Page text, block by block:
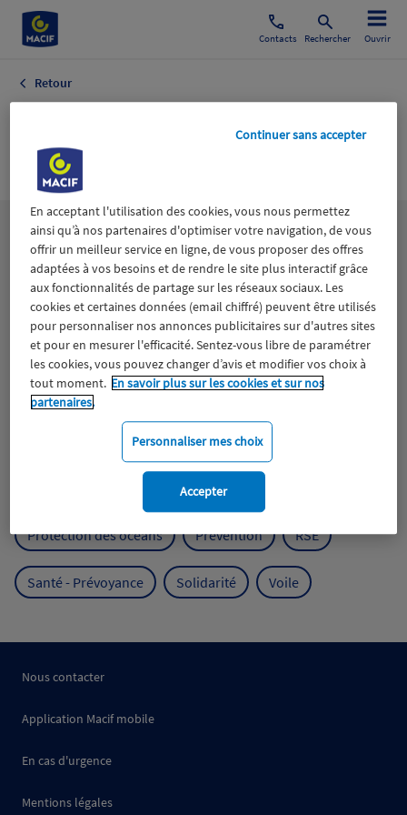
Contacts Rechercher Ouvrir
Retour
MAGAZINE
Lesthématiques
Aidants Catastrophes naturelles Climat
Engagement Epargne ESS
Expérience clients Fondation Macif Jeunesse
Mutualisme
Protection de l'environnement
Protection des océans Prévention RSE
Santé - Prévoyance Solidarité Voile
Nous contacter
Application Macif mobile
En cas d'urgence
Mentions légales
En acceptant l'utilisation des cookies, vous nous permettez
ainsi qu’à nos partenaires d'optimiser votre navigation, de vous
offrir un meilleur service en ligne, de vous proposer des offres
adaptées à vos besoins et de rendre le site plus interactif grâce
aux fonctionnalités de partage sur les réseaux sociaux. Les
cookies et certaines données (email chiffré) peuvent être utilisés
pour personnaliser nos annonces publicitaires sur d'autres sites
et pour en mesurer l'efficacité. Sentez-vous libre de paramétrer
les cookies, vous pouvez changer d’avis et modifier vos choix à
tout moment. En savoir plus sur les cookies et sur nos
partenaires.
Personnaliser mes choix
Continuer sans accepter
Accepter